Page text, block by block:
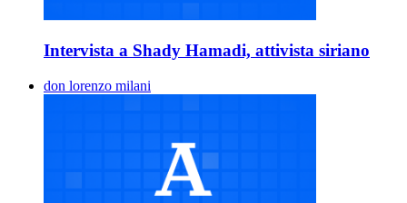
Intervista a Shady Hamadi, attivista siriano
don lorenzo milani